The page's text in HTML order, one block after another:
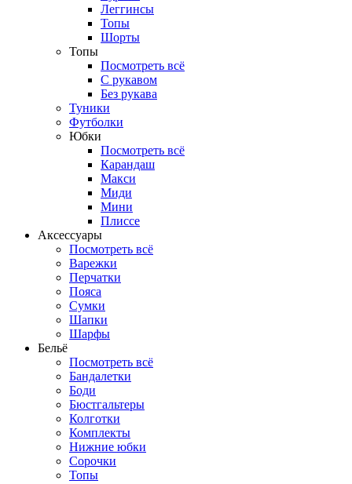
Леггинсы
Топы
Шорты
Топы
Посмотреть всё
C рукавом
Без рукава
Туники
Футболки
Юбки
Посмотреть всё
Карандаш
Макси
Миди
Мини
Плиссе
Аксессуары
Посмотреть всё
Варежки
Перчатки
Пояса
Сумки
Шапки
Шарфы
Бельё
Посмотреть всё
Бандалетки
Боди
Бюстгальтеры
Колготки
Комплекты
Нижние юбки
Сорочки
Топы